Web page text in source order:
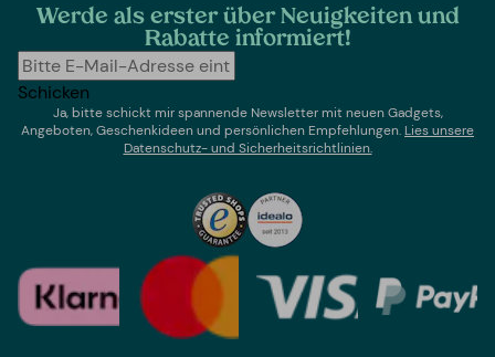
Werde als erster über Neuigkeiten und
Rabatte informiert!
Schicken
Ja, bitte schickt mir spannende Newsletter mit neuen Gadgets,
Angeboten, Geschenkideen und persönlichen Empfehlungen. Lies unsere
Datenschutz- und Sicherheitsrichtlinien.